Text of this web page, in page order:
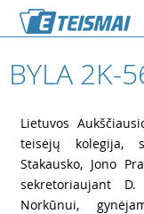
BYLA 2K-
Lietuvos
teisėjų kolegija,
Stakausko, Jono
sekretoriaujant
Norkūnui,